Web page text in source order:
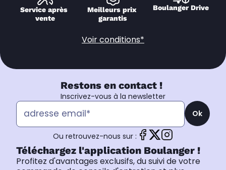
Service après
vente
Meilleurs prix
garantis
Boulanger Drive
Voir conditions*
Restons en contact !
Inscrivez-vous à la newsletter
Ok
Ou retrouvez-nous sur :
Téléchargez l'application Boulanger !
Profitez d'avantages exclusifs, du suivi de votre